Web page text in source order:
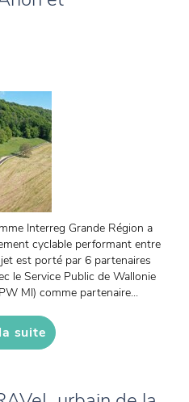
Interreg Grande Région a
cyclable performant entre
est porté par 6 partenaires
le Service Public de Wallonie
MI) comme partenaire...
suite